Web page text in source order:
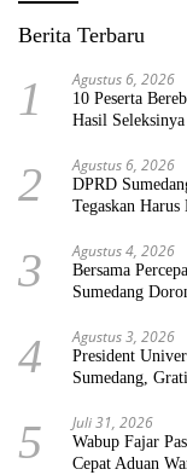
Berita Terbaru
1 Agustus 6, 2026
10 Peserta
Hasil Seleksinya
2 Agustus 6, 2026
DPRD
Tegaskan
3 Agustus 4, 2026
Bersama
Sumedang
4 Agustus 3, 2026
President
Sumedang,
5 Juli 31, 2026
Wabup Fajar
Cepat Aduan